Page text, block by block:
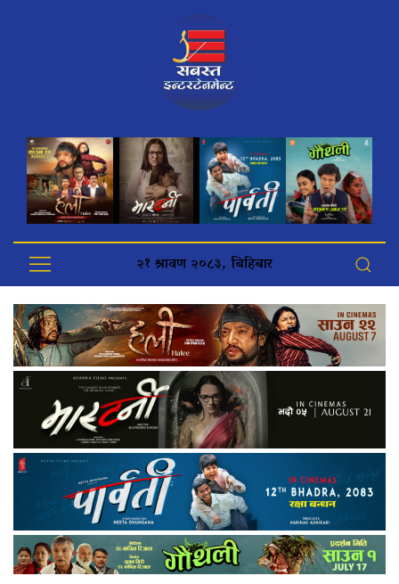
२१ श्रावण २०८३, बिहिबार